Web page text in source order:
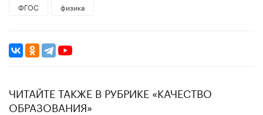
ФГОС
физика
ЧИТАЙТЕ ТАКЖЕ В РУБРИКЕ «КАЧЕСТВО
ОБРАЗОВАНИЯ»